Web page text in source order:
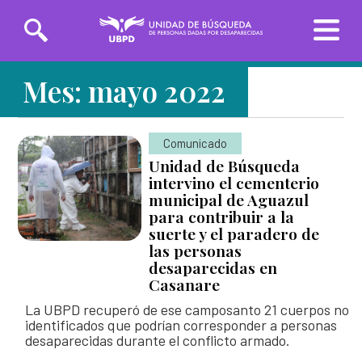
contenido
Solicitudes de búsqueda
Entrega de información
Línea Nacional
01 8000-162
Línea Exterior
(+57)
INICIO
SOBRE LA UBPD
Organigrama y directorio
Glosario de la búsqueda
SERVICIO AL CIUDADANO
Sedes de la Unidad de Búsqueda
PARTICIPA
Mes: mayo 2022
Comunicado
Unidad de Búsqueda
intervino el cementerio
municipal de Aguazul
para contribuir a la
suerte y el paradero de
las personas
desaparecidas en
Casanare
La UBPD recuperó de ese camposanto 21 cuerpos no
identificados que podrían corresponder a personas
desaparecidas durante el conflicto armado.